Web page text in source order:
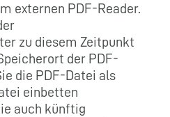
externen PDF-Reader.
zu diesem Zeitpunkt
der PDF-
die PDF-Datei als
einbetten
auch künftig